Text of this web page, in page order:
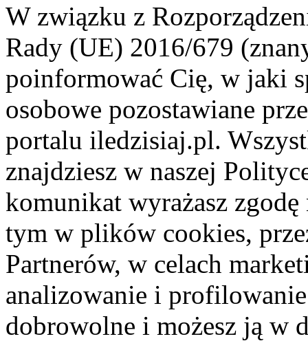
W związku z
Rady (UE) 2016/679
poinformować Cię, w jaki
osobowe pozostawiane
portalu iledzisiaj.pl.
znajdziesz w naszej
komunikat wyrażasz
tym w plików cookies,
Partnerów, w celach
analizowanie i
dobrowolne i możesz ją w